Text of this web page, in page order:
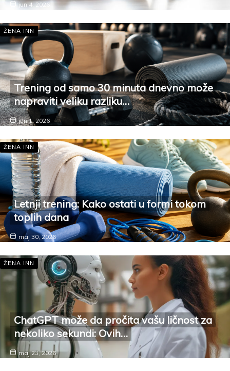
jun 4, 2026
ŽENA INN
Trening od samo 30 minuta dnevno može
napraviti veliku razliku…
jun 1, 2026
ŽENA INN
Letnji trening: Kako ostati u formi tokom
toplih dana
maj 30, 2026
ŽENA INN
ChatGPT može da pročita vašu ličnost za
nekoliko sekundi: Ovih…
maj 23, 2026